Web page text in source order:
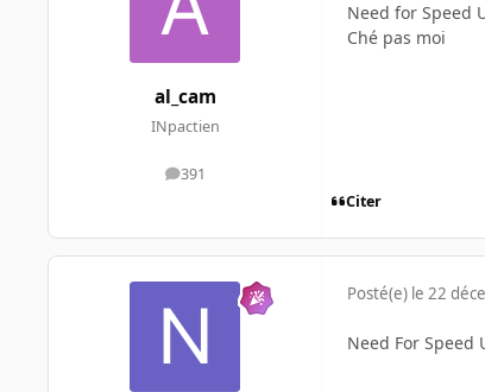
al_cam
INpactien
391
messages
Need for Speed
Ché pas moi
Citer
Posté(e) le 22
Need For